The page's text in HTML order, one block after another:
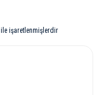
ile işaretlenmişlerdir